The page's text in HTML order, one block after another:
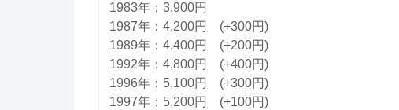
1983年：3,900円
1987年：4,200円 (+300円)
1989年：4,400円 (+200円)
1992年：4,800円 (+400円)
1996年：5,100円 (+300円)
1997年：5,200円 (+100円)